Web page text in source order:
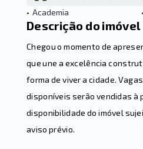
• Academia •
Descrição do imóvel
Chegou o momento de
que une a excelência
forma de viver a cidade.
disponíveis serão vendidas à
disponibilidade do imóvel
aviso prévio.